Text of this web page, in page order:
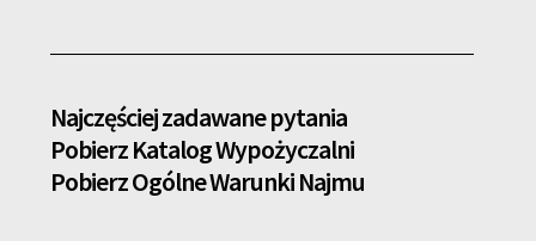
Najczęściej zadawane pytania
Pobierz Katalog Wypożyczalni
Pobierz Ogólne Warunki Najmu